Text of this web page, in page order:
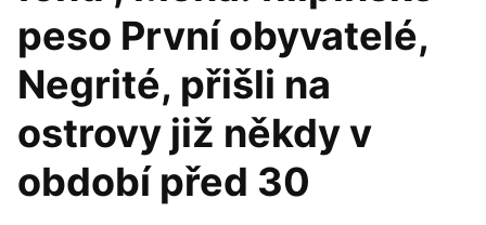
peso První obyvatelé,
Negrité, přišli na
ostrovy již někdy v
období před 30